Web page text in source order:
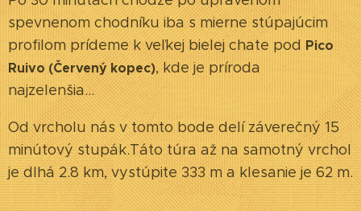
spevnenom chodníku iba s mierne stúpajúcim
profilom prídeme k veľkej bielej chate pod Pico
Ruivo (Červený kopec), kde je príroda
najzelenšia...
Od vrcholu nás v tomto bode delí záverečný 15
minútový stupák.Táto túra až na samotný vrchol
je dlhá 2.8 km, vystúpite 333 m a klesanie je 62 m.